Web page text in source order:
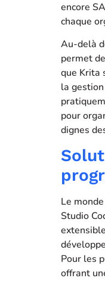
encore
chaque
Au-delà
permet
que Krita
la
pour
dignes
Le
Studio
Pour les
offrant